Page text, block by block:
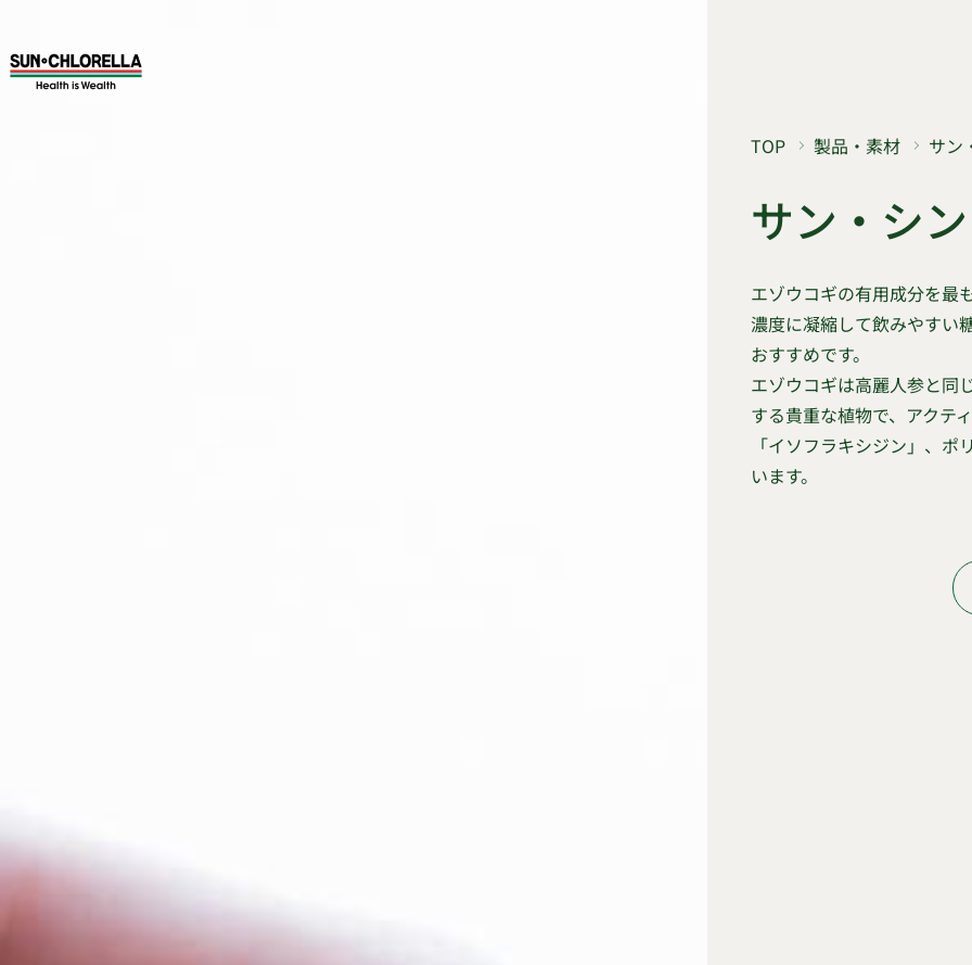
TOP 製品・素材 サン
サン・シ
エゾウコギの有用成分を最
濃度に凝縮して飲みやすい
おすすめです。
エゾウコギは高麗人参と同
する貴重な植物で、アクテ
「イソフラキシジン」、
います。